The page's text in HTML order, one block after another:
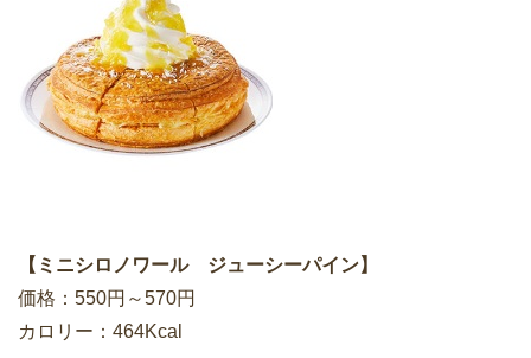
【ミニシロノワール ジューシーパイン】
価格：550円～570円
カロリー：464Kcal